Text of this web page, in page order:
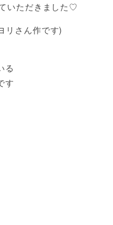
いただきました♡
リさん作です)
る
す